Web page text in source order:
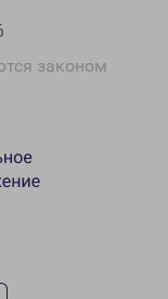
законом